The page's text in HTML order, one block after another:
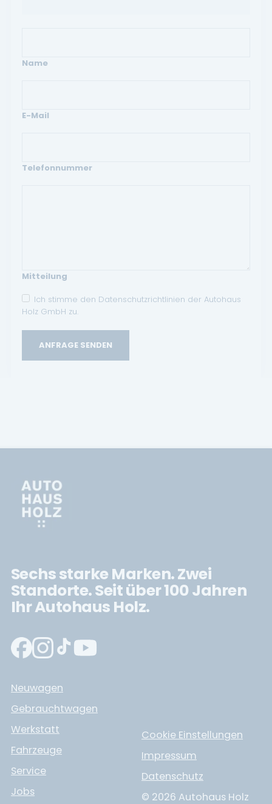
Name
E-Mail
Telefonnummer
Mitteilung
Ich stimme den Datenschutzrichtlinien der Autohaus
Holz GmbH zu.
ANFRAGE SENDEN
Sechs starke Marken. Zwei
Standorte. Seit über 100 Jahren
Ihr Autohaus Holz.
Neuwagen
Gebrauchtwagen
Werkstatt
Fahrzeuge
Service
Jobs
Cookie Einstellungen
Impressum
Datenschutz
© 2026 Autohaus Holz